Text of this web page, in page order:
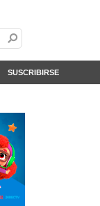
SUSCRIBIRSE